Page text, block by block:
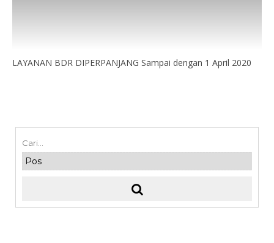
LAYANAN BDR DIPERPANJANG Sampai dengan 1 April 2020